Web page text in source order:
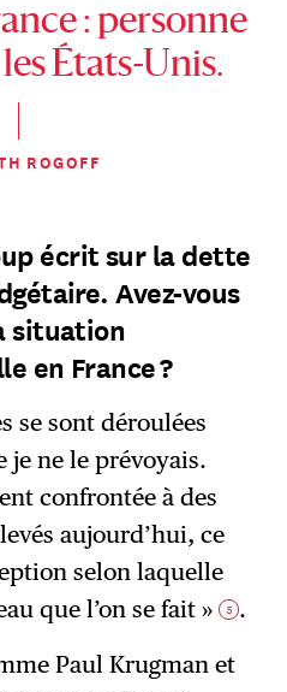
: personne
États-Unis.
ROGOFF
écrit sur la dette
Avez-vous
situation
en France ?
se sont déroulées
ne le prévoyais.
confrontée à des
aujourd’hui, ce
selon laquelle
que l’on se fait » 5 .
Paul Krugman et